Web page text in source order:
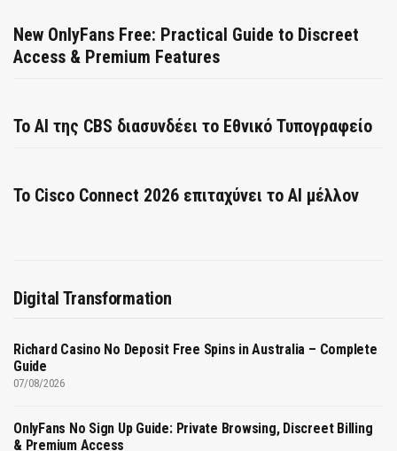
New OnlyFans Free: Practical Guide to Discreet
Access & Premium Features
Το AI της CBS διασυνδέει το Εθνικό Τυπογραφείο
Το Cisco Connect 2026 επιταχύνει το AI μέλλον
Digital Transformation
Richard Casino No Deposit Free Spins in Australia – Complete
Guide
07/08/2026
OnlyFans No Sign Up Guide: Private Browsing, Discreet Billing
& Premium Access